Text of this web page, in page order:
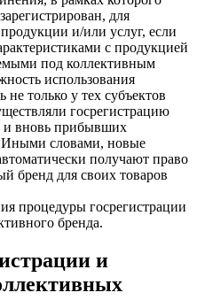
для
и/или услуг, если
с продукцией
под коллективным
использования
не только у тех субъектов
госрегистрацию
и вновь прибывших
Иными словами, новые
получают право
бренд для своих товаров
процедуры госрегистрации
бренда.
и